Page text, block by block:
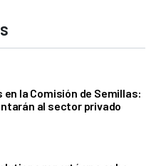
la Comisión de Semillas:
al sector privado